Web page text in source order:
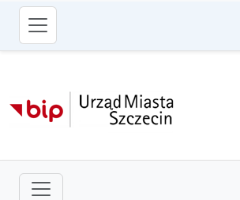
przejdź do głównego menu